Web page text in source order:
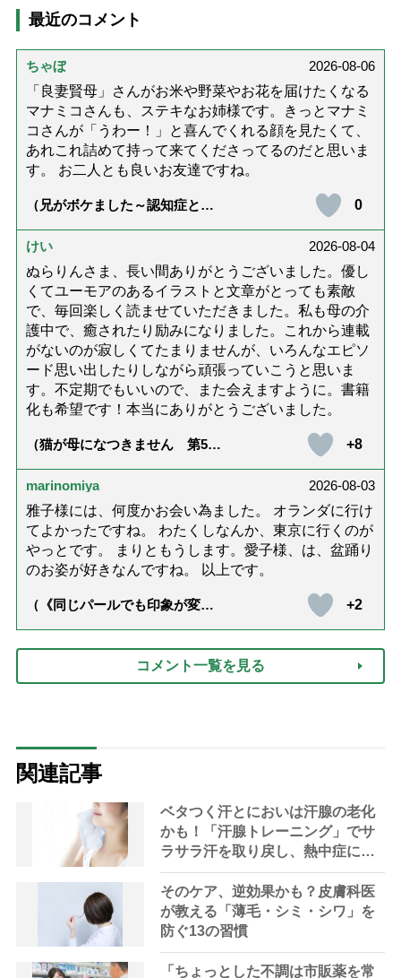
最近のコメント
ちゃぼ
2026-08-06
「良妻賢母」さんがお米や野菜やお花を届けたくなる
マナミコさんも、ステキなお姉様です。きっとマナミ
コさんが「うわー！」と喜んでくれる顔を見たくて、
あれこれ詰めて持って来てくださってるのだと思いま
す。 お二人とも良いお友達ですね。
（兄がボケました～認知症と介
達』が届きました」）
0
けい
2026-08-04
ぬらりんさま、長い間ありがとうございました。優し
くてユーモアのあるイラストと文章がとっても素敵
で、毎回楽しく読ませていただきました。私も母の介
護中で、癒されたり励みになりました。これから連載
がないのが寂しくてたまりませんが、いろんなエピソ
ード思い出したりしながら頑張っていこうと思いま
す。不定期でもいいので、また会えますように。書籍
化も希望です！本当にありがとうございました。
（猫が母になつきません 第500
+8
marinomiya
2026-08-03
雅子様には、何度かお会い為ました。 オランダに行け
てよかったですね。 わたくしなんか、東京に行くのが
やっとです。 まりともうします。愛子様、は、盆踊り
のお姿が好きなんですね。 以上です。
（《同じパールでも印象が変
の夏ネックレス」上品＆涼しげ
に見せる4つの法則）
+2
コメント一覧を見る
関連記事
ベタつく汗とにおいは汗腺の老化
かも！「汗腺トレーニング」でサ
ラサラ汗を取り戻し、熱中症に負
けない体へ
そのケア、逆効果かも？皮膚科医
が教える「薄毛・シミ・シワ」を
防ぐ13の習慣
「ちょっとした不調は市販薬を常